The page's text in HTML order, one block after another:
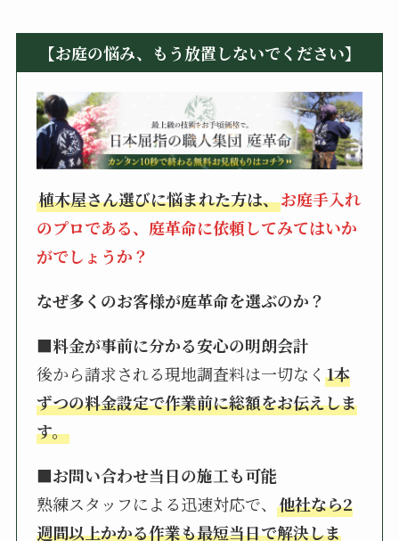
【お庭の悩み、もう放置しないでください】
植木屋さん選びに悩まれた方は、お庭手入れ
のプロである、庭革命に依頼してみてはいか
がでしょうか？
なぜ多くのお客様が庭革命を選ぶのか？
■料金が事前に分かる安心の明朗会計
後から請求される現地調査料は一切なく1本
ずつの料金設定で作業前に総額をお伝えしま
す。
■お問い合わせ当日の施工も可能
熟練スタッフによる迅速対応で、他社なら2
週間以上かかる作業も最短当日で解決しま